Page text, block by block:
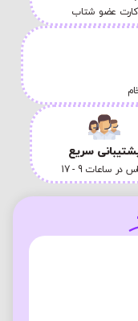
کارت عضو شتاب
سریع
در ساعات 9 - 17